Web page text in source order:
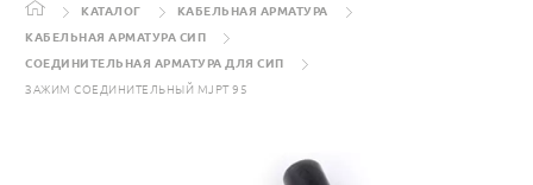
КАТАЛОГ
КАБЕЛЬНАЯ АРМАТУРА
КАБЕЛЬНАЯ АРМАТУРА СИП
СОЕДИНИТЕЛЬНАЯ АРМАТУРА ДЛЯ СИП
ЗАЖИМ СОЕДИНИТЕЛЬНЫЙ MJPT 95